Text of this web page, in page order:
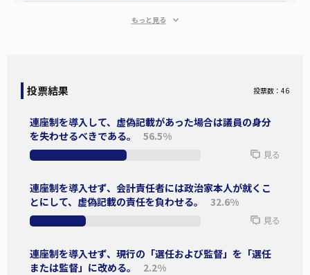
虚偽記載があった場合に責任を問われるのは誰か
参考にした資料
年一回の政治資金の収支報告には政治家本人は関
わらない？
自民党の裏金事件では、派閥の政治団体の会計責任者が政治
もっと見る
投票結果 投票数：46
連座制を導入して、虚偽記載があった場合は議員の身分
を失わせるべきである。
56.5%
見る
連座制を導入せず、会計責任者には政治家本人が就くこ
とにして、虚偽記載の責任を負わせる。
32.6%
見る
連座制を導入せず、現行の「選任および監督」を「選任
または監督」に改める。
2.2%